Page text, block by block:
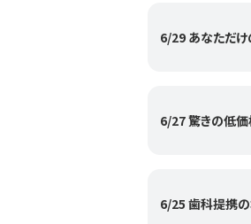
6/29 あなただけ
6/27 驚きの低価
6/25 歯科提携の